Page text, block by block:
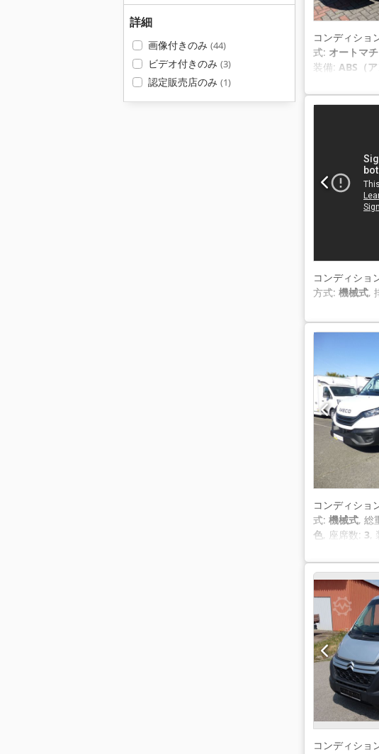
詳細
画像付きのみ (44)
ビデオ付きのみ (3)
認定販売店のみ (1)
コンディショ
式: オートマ
装備: ABS（
コンディショ
方式: 機械式,
コンディショ
式: 機械式, 総
色, 座席数: 3,
コンディショ